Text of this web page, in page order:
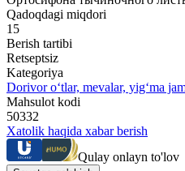
Qadoqdagi miqdori
15
Berish tartibi
Retseptsiz
Kategoriya
Dorivor o‘tlar, mevalar, yig‘ma
Mahsulot kodi
50332
Xatolik haqida xabar berish
Qulay onlayn to'lov